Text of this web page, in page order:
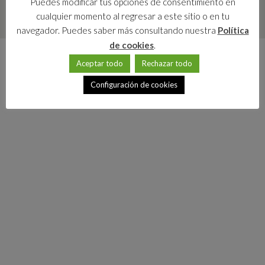
cualquier momento al regresar a este sitio o en tu
navegador. Puedes saber más consultando nuestra Política
de cookies
Aceptar todo Rechazar todo
Configuración de cookies